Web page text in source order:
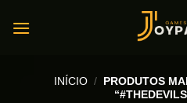
INÍCIO / PRODUTOS